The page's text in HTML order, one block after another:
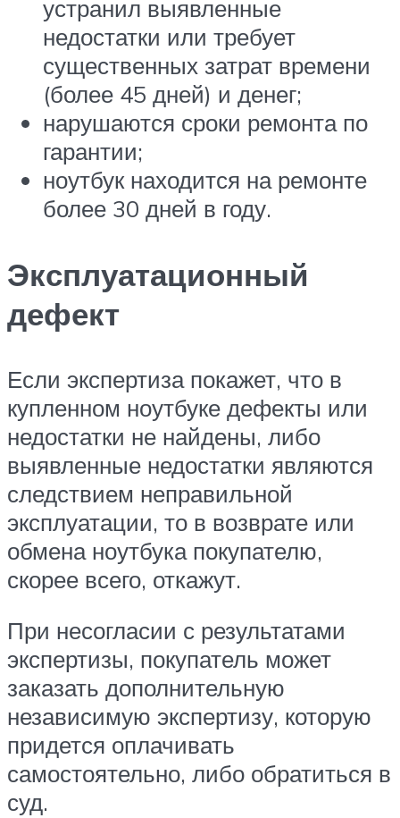
устранил выявленные
недостатки или требует
существенных затрат времени
(более 45 дней) и денег;
нарушаются сроки ремонта по
гарантии;
ноутбук находится на ремонте
более 30 дней в году.
Эксплуатационный
дефект
Если экспертиза покажет, что в
купленном ноутбуке дефекты или
недостатки не найдены, либо
выявленные недостатки являются
следствием неправильной
эксплуатации, то в возврате или
обмена ноутбука покупателю,
скорее всего, откажут.
При несогласии с результатами
экспертизы, покупатель может
заказать дополнительную
независимую экспертизу, которую
придется оплачивать
самостоятельно, либо обратиться в
суд.